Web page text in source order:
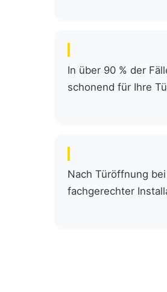
In über 90 % der
schonend für Ihre
Nach Türöffnung
fachgerechter